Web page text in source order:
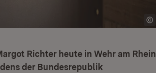
Richter heute in Wehr am Rhein
der Bundesrepublik